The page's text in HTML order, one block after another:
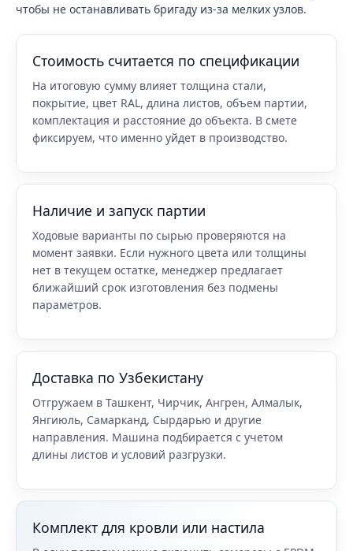
чтобы не останавливать бригаду из-за мелких узлов.
Стоимость считается по спецификации
На итоговую сумму влияет толщина стали,
покрытие, цвет RAL, длина листов, объем партии,
комплектация и расстояние до объекта. В смете
фиксируем, что именно уйдет в производство.
Наличие и запуск партии
Ходовые варианты по сырью проверяются на
момент заявки. Если нужного цвета или толщины
нет в текущем остатке, менеджер предлагает
ближайший срок изготовления без подмены
параметров.
Доставка по Узбекистану
Отгружаем в Ташкент, Чирчик, Ангрен, Алмалык,
Янгиюль, Самарканд, Сырдарью и другие
направления. Машина подбирается с учетом
длины листов и условий разгрузки.
Комплект для кровли или настила